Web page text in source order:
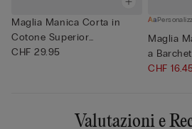
Maglia Manica Corta in
Cotone Superior
Elasticizza...
CHF 29.95
Maglia
a
CHF
Valutazioni e